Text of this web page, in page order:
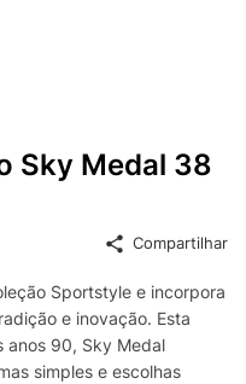
Sky Medal 38
Compartilhar
Sportstyle e incorpora
e inovação. Esta
anos 90, Sky Medal
simples e escolhas